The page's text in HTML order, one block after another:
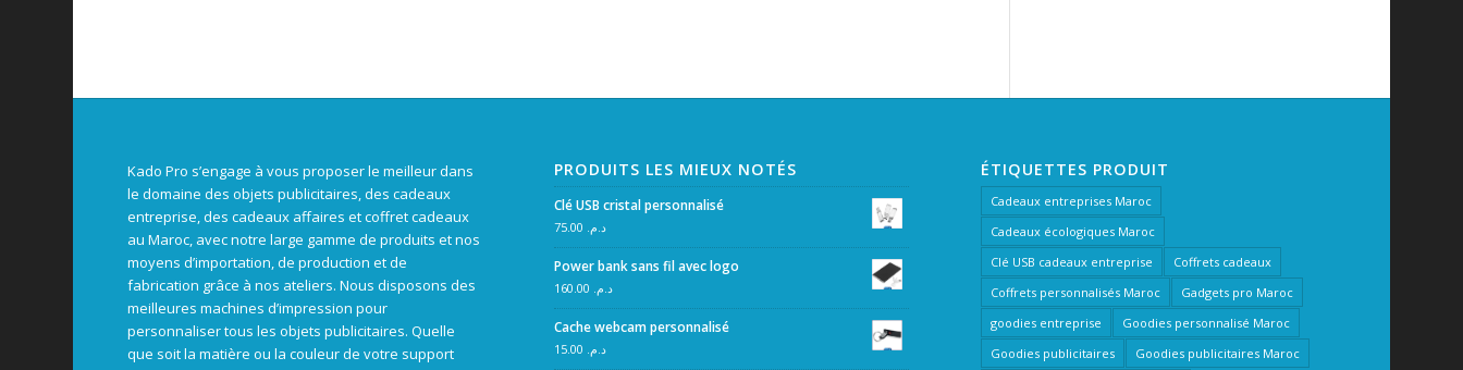
Kado Pro s’engage à vous proposer le meilleur dans
le domaine des objets publicitaires, des cadeaux
entreprise, des cadeaux affaires et coffret cadeaux
au Maroc, avec notre large gamme de produits et nos
moyens d’importation, de production et de
fabrication grâce à nos ateliers. Nous disposons des
meilleures machines d’impression pour
personnaliser tous les objets publicitaires. Quelle
que soit la matière ou la couleur de votre support
PRODUITS LES MIEUX NOTÉS
Clé USB cristal personnalisé
د.م.
Power bank sans fil avec logo
د.م.
Cache webcam personnalisé
د.م.
ÉTIQUETTES PRODUIT
Cadeaux entreprises Maroc
Cadeaux écologiques Maroc
Clé USB cadeaux entreprise
Coffrets cadeaux
Coffrets personnalisés Maroc
Gadgets pro Maroc
goodies entreprise
Goodies personnalisé Maroc
Goodies publicitaires
Goodies publicitaires Maroc